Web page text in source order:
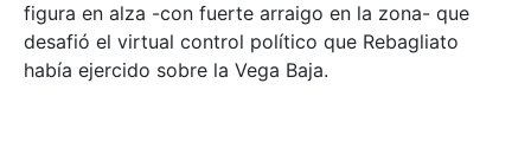
figura en alza -con fuerte arraigo en la zona- que
desafió el virtual control político que Rebagliato
había ejercido sobre la Vega Baja.